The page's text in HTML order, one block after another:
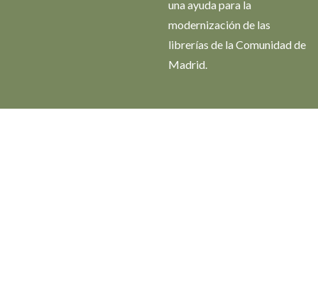
una ayuda para la
modernización de las
librerías de la Comunidad de
Madrid.